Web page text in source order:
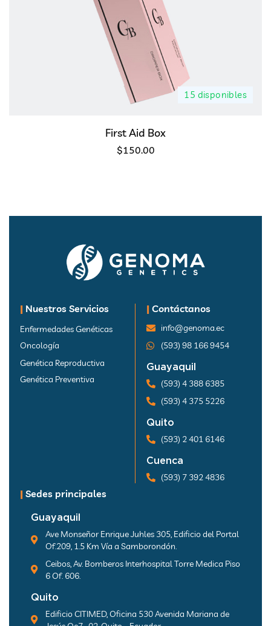
15 disponibles
First Aid Box
$150.00
| Nuestros Servicios
Enfermedades Genéticas
Oncología
Genética Reproductiva
Genética Preventiva
| Contáctanos
info@genoma.ec
(593) 98 166 9454
Guayaquil
(593) 4 388 6385
(593) 4 375 5226
Quito
(593) 2 401 6146
Cuenca
(593) 7 392 4836
| Sedes principales
Guayaquil
Ave Monseñor Enrique Juhles 305, Edificio del Portal
Of.209, 1.5 Km Vía a Samborondón.
Ceibos, Av. Bomberos Interhospital Torre Medica Piso
6 Of. 606.
Quito
Edificio CITIMED, Oficina 530 Avenida Mariana de